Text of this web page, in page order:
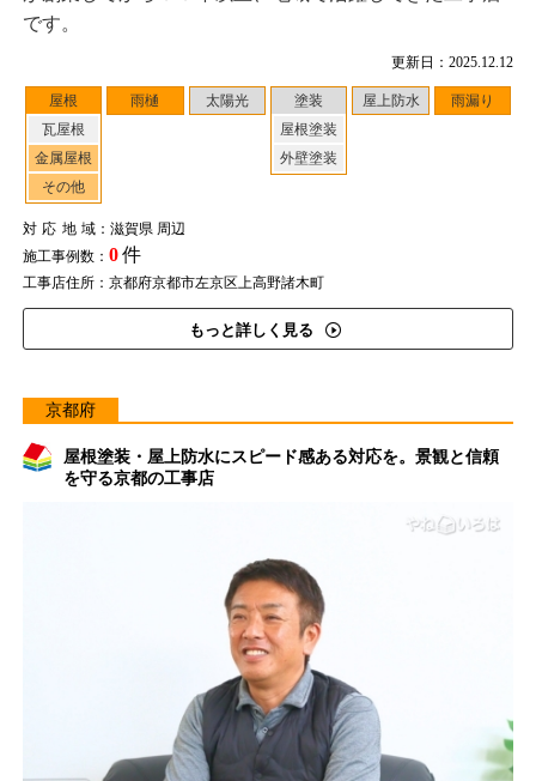
更新日：2025.12.12
屋根
瓦屋根
金属屋根
その他
雨樋 太陽光
塗装
屋根塗装
外壁塗装
屋上防水 雨漏り
対応地域：滋賀県 周辺
施工事例数： 0件
工事店住所：京都府京都市左京区上高野諸木町
もっと詳しく見る
です。
京都府
屋根塗装・屋上防水にスピード感ある対応を。景観と信頼
を守る京都の工事店